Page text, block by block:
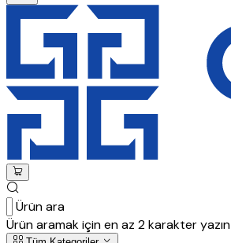
Ürün ara
Ürün aramak için en az 2 karakter yazın